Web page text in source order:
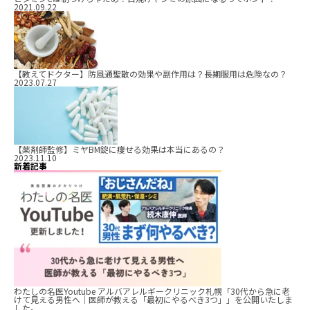
2021.09.22
【教えてドクター】防風通聖散の効果や副作用は？長期服用は危険なの？
2023.07.27
【薬剤師監修】ミヤBM錠に痩せる効果は本当にあるの？
2023.11.10
新着記事
わたしの名医Youtube アルバアレルギークリニック札幌「30代から急に老
けて見える男性へ｜医師が教える「最初にやるべき3つ」」を公開いたしま
した。